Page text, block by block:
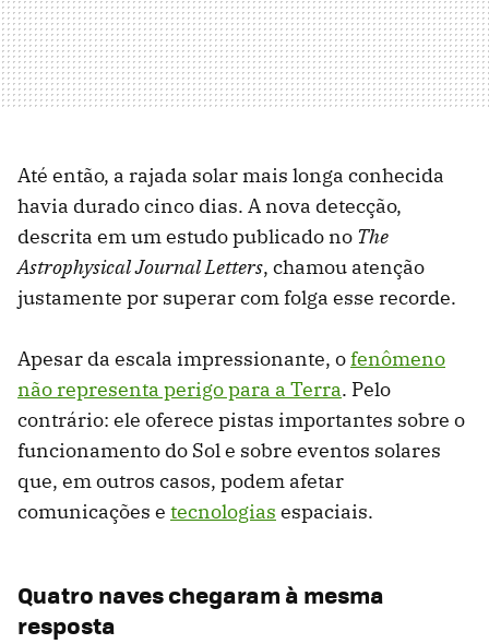
Até então, a rajada solar mais longa conhecida
havia durado cinco dias. A nova detecção,
descrita em um estudo publicado no The
Astrophysical Journal Letters, chamou atenção
justamente por superar com folga esse recorde.
Apesar da escala impressionante, ofenômeno
não representa perigo para a Terra. Pelo
contrário: ele oferece pistas importantes sobre o
funcionamento do Sol e sobre eventos solares
que, em outros casos, podem afetar
comunicações e tecnologias espaciais.
Quatro naves chegaram à mesma
resposta